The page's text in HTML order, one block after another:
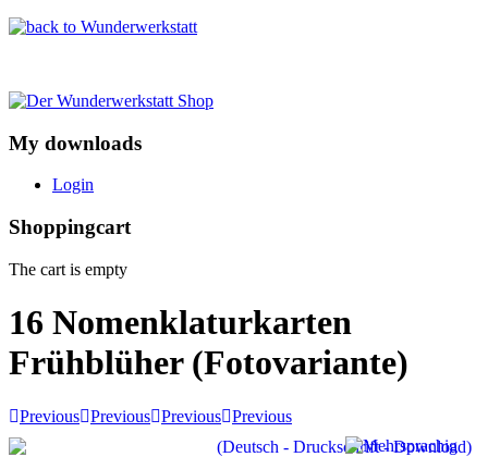
My downloads
Login
Shoppingcart
The cart is empty
16 Nomenklaturkarten
Frühblüher (Fotovariante)
Previous Previous Previous Previous